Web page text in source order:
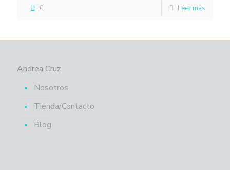
0 Leer más
Andrea Cruz
Nosotros
Tienda/Contacto
Blog